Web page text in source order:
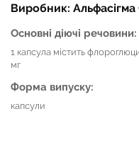
Виробник: Альфасігма
Основні діючі речовини:
1 капсула містить
мг
Форма випуску:
капсули